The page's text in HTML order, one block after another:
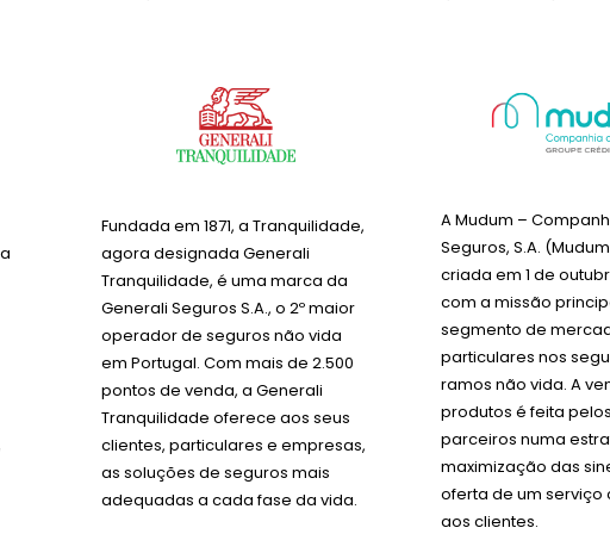
Fundada em 1871, a Tranquilidade,
agora designada Generali
Tranquilidade, é uma marca da
Generali Seguros S.A., o 2º maior
operador de seguros não vida
em Portugal. Com mais de 2.500
pontos de venda, a Generali
Tranquilidade oferece aos seus
clientes, particulares e empresas,
as soluções de seguros mais
adequadas a cada fase da vida.
A Mudum –
Seguros, S.A.
criada em 1 de
com a missão
segmento de
particulares nos
ramos não vida. A
produtos é feita
parceiros numa
maximização das
oferta de um serviço
aos clientes.